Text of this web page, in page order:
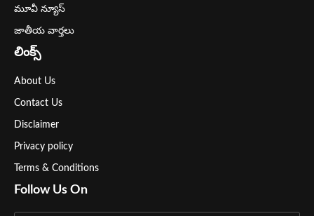
మూవీ న్యూస్
జాతీయ వార్తలు
లింక్స్
About Us
Contact Us
Disclaimer
Privacy policy
Terms & Conditions
Follow Us On